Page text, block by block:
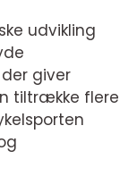
udvikling
giver
tiltrække flere